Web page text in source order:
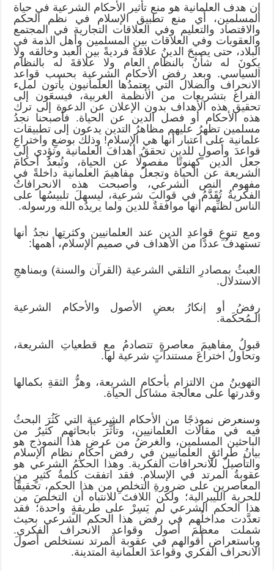
إن هدف العلمانية هو منع تأثير الأحكام الشرعية في حياة
المسلمين، أي منع تطبيق الإسلام في نظم الحكم
والاقتصاد والتعليم وفي العلاقات التجارية في المجتمع
والعقوبات وفي العلاقات بين المسلمين وأهل الذمة في
البلاد، حتى يصبحَ الدينُ علاقةً فرديةً بين العبد وخالقه ولا
يكونَ له شأنٌ بالنظام العام ولا علاقةَ له بالنظام
السياسي. وبعد رفض الأحكام الشرعية بحسب قواعد
الانحراف والضلال التي يعتمدُها العلمانيون يأتون لملء
الفراغ بتشريعات من الأنظمة الغربية، فيسعَون إلى
تحقيق هذه الأهداف بدون الإعلان عن الدعوة إلى ترك
هذه الأحكام أو فصل الدين عن الحياة. فأصبحنا نجدُ
مسلمين تظهرُ عليهم مظاهرُ التدين يدعون إلى تطبيقات
علمانية على اعتبار أنها هي الإسلام! وذلك بوضعِ واختراعِ
قواعدَ وأصولٍ للدين تحققُ أهدافَ العلمانية وتؤدي إلى
جعل الدين كهنوتًا مفصولًا عن الحياة، وتُبعدُ أحكامَ
الشريعة عن الحياة وتجعلُ مفاهيمَ العلمانية داخلةً في
مفهوم النص الشرعي، وأصبحت هذه الانحرافاتُ
الفكريةُ تُقَدَّمُ في قوالبَ شرعية، ليسهلَ تلبيسُها على
الناس لظنِّهم أنها موافقةٌ للدين ولما يريدُه الله ورسوله.
ومع تنوعِ قواعدِ الدين عند العلمانيين وكثرتِها نجدُ أنها
تستهدفُ عددًا من الأهداف في صميم الإسلام، أهمها:
العبثُ بمصادرِ التلقي الشرعية (القرآن والسنة) وبمناهجِ
الاستدلال.
رفضُ أو إنكارُ بعضِ الأصول والأحكام الشرعية
الـمُحكَمة.
قبولُ مفاهيمَ معاصرةٍ تتصادمُ مع قطعياتِ الشريعة،
وتحاولُ اختراعَ مستنداتٍ شرعية لها.
التهوينُ من الالتزام بأحكام الشريعة، وهزُّ الثقةِ بكمالها
وقدرتها على معالجة مشاكل الحياة.
وسنعرض نموذجًا من الأحكام الشرعية التي كَثُرَ البحثُ
فيه في مقالات العلمانيين، وتأثَّرَ بأبحاثهم كثيرٌ من
الباحثين المسلمين، والغرضُ من عرض هذا النموذج هو
بيانُ طرائقِ العلمانيين في رفض أحكامِ نظام الإسلام
والتأصيلُ للانحرافات الفكرية. وهذا الحكمُ الشرعي هو
عقوبةُ المرتد في الإسلام. فقد اتفقت كلمةُ كثيرٍ من
المعاصرين على ضرورةِ التخلصِ من هذا الحكم، تحقيقًا
للحرية الليبرالية؛ ولكن اللافتَ للانتباه أن التخلصَ من
هذا الحكم الشرعي لم يَسِرْ على طريقةٍ واحدة؛ فقد
تعدَّدت مداخلُهم في رفض هذا الحكم الشرعي بحيث
شملت معظمَ أصول وقواعدِ الانحراف الفكري.
وباستعراض أقوالهم في عقوبة المرتد نستخلص أصولَ
الانحراف الفكري وقواعدَ العلمانية المتدينة.